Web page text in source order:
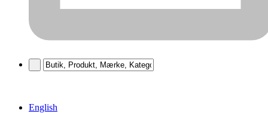
English